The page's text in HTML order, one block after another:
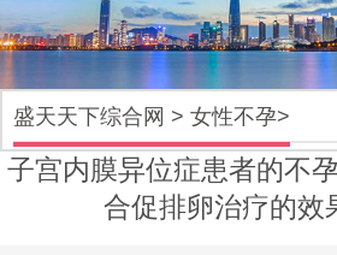
盛天天下综合网 > 女性不孕>
子宫内膜异位症患者的不
合促排卵治疗的效